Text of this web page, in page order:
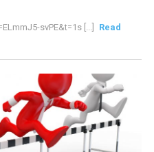
svPE&t=1s [...]
Read